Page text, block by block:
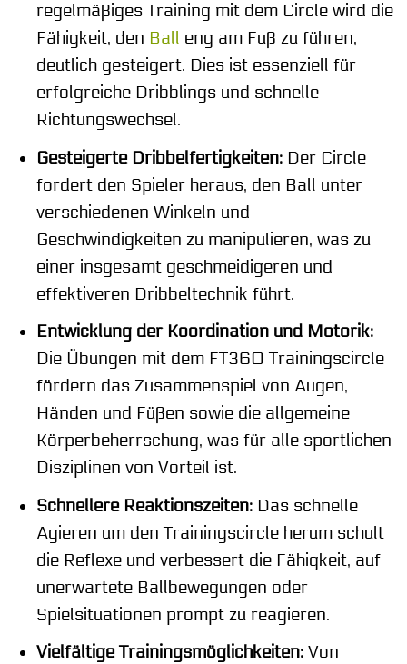
regelmäßiges Training mit dem Circle wird die
Fähigkeit, den Ball eng am Fuß zu führen,
deutlich gesteigert. Dies ist essenziell für
erfolgreiche Dribblings und schnelle
Richtungswechsel.
Gesteigerte Dribbelfertigkeiten:Der Circle
fordert den Spieler heraus, den Ball unter
verschiedenen Winkeln und
Geschwindigkeiten zu manipulieren, was zu
einer insgesamt geschmeidigeren und
effektiveren Dribbeltechnik führt.
Entwicklung der Koordination und Motorik:
Die Übungen mit dem FT360 Trainingscircle
fördern das Zusammenspiel von Augen,
Händen und Füßen sowie die allgemeine
Körperbeherrschung, was für alle sportlichen
Disziplinen von Vorteil ist.
Schnellere Reaktionszeiten:Das schnelle
Agieren um den Trainingscircle herum schult
die Reflexe und verbessert die Fähigkeit, auf
unerwartete Ballbewegungen oder
Spielsituationen prompt zu reagieren.
Vielfältige Trainingsmöglichkeiten:Von